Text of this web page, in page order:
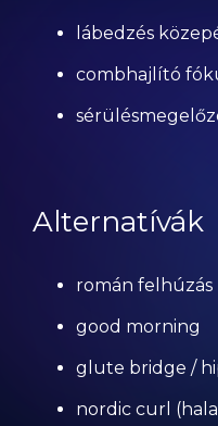
lábedzés
combhajlító
Alternatívák
román felhúzás
good morning
glute bridge /
nordic curl